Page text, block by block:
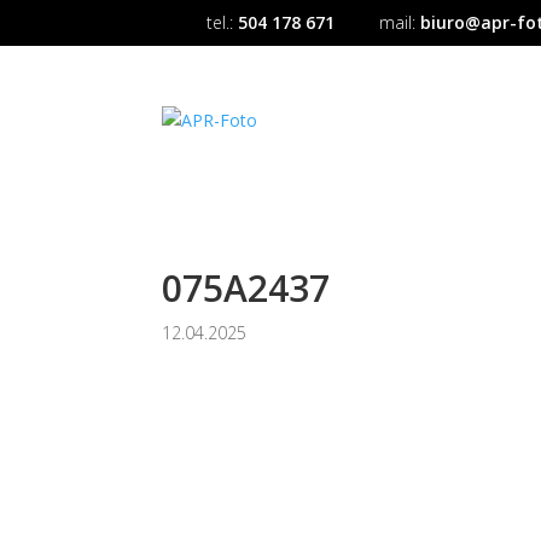
tel.: 504 178 671 mail: biuro@apr-
075A2437
12.04.2025